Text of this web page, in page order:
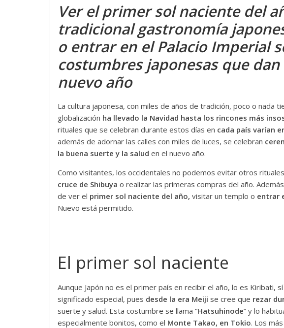
Ver el primer sol naciente del
tradicional gastronomía
o entrar en el Palacio Imperial
costumbres japonesas que
nuevo año
La cultura japonesa, con miles de años de tradición, poco o nada
globalización ha llevado la Navidad hasta los rincones más
rituales que se celebran durante estos días en cada país varían
además de adornar las calles con miles de luces, se celebran
la buena suerte y la salud en el nuevo año.
Como visitantes, los occidentales no podemos evitar otros
cruce de Shibuya o realizar las primeras compras del año.
de ver el primer sol naciente del año, visitar un templo o entrar
Nuevo está permitido.
El primer sol naciente
Aunque Japón no es el primer país en recibir el año, lo es Kiribati,
significado especial, pues desde la era Meiji se cree que rezar
suerte y salud. Esta costumbre se llama “Hatsuhinode” y lo
especialmente bonitos, como el Monte Takao, en Tokio. Los